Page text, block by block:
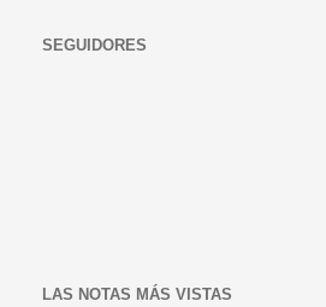
SEGUIDORES
LAS NOTAS MÁS VISTAS